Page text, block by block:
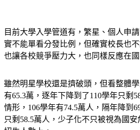
目前大學入學管道有，繁星、個人申
實不能單看分發比例，但確實校長也
也讓各校競爭壓力大，也同樣反應在國
雖然明星學校還是擠破頭，但看整體
有65.3萬，逐年下降到了110學年只剩
情形，106學年有74.5萬人，隔年降到
只剩58.5萬人，少子化不只被視為國